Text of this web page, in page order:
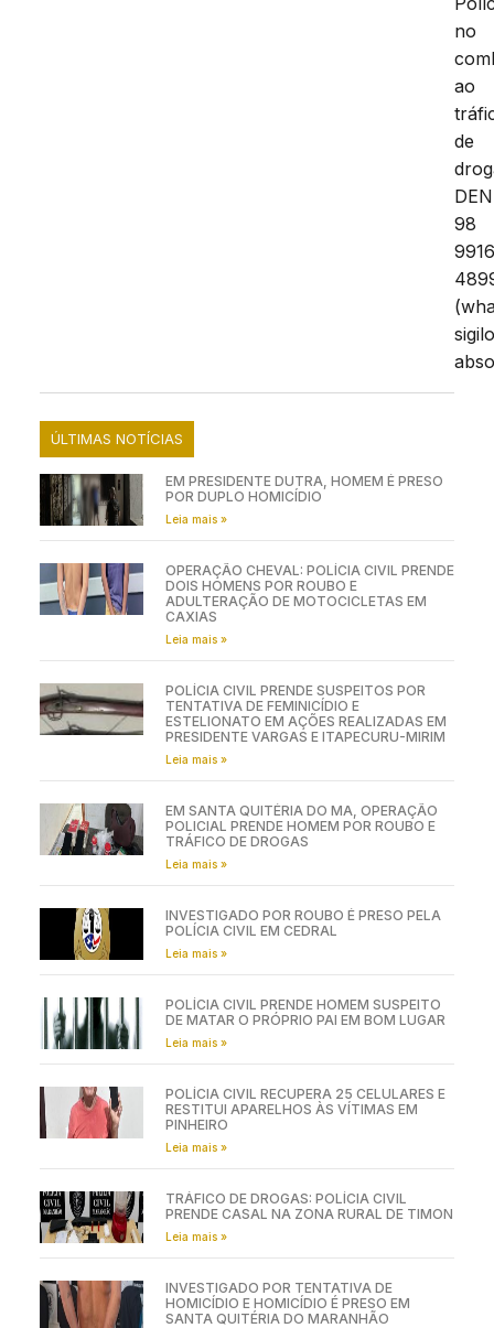
no
ao
de
98
ÚLTIMAS NOTÍCIAS
EM PRESIDENTE DUTRA, HOMEM É PRESO
POR DUPLO HOMICÍDIO
Leia mais »
OPERAÇÃO CHEVAL: POLÍCIA CIVIL PRENDE
DOIS HOMENS POR ROUBO E
ADULTERAÇÃO DE MOTOCICLETAS EM
CAXIAS
Leia mais »
POLÍCIA CIVIL PRENDE SUSPEITOS POR
TENTATIVA DE FEMINICÍDIO E
ESTELIONATO EM AÇÕES REALIZADAS EM
PRESIDENTE VARGAS E ITAPECURU-MIRIM
Leia mais »
EM SANTA QUITÉRIA DO MA, OPERAÇÃO
POLICIAL PRENDE HOMEM POR ROUBO E
TRÁFICO DE DROGAS
Leia mais »
INVESTIGADO POR ROUBO É PRESO PELA
POLÍCIA CIVIL EM CEDRAL
Leia mais »
POLÍCIA CIVIL PRENDE HOMEM SUSPEITO
DE MATAR O PRÓPRIO PAI EM BOM LUGAR
Leia mais »
POLÍCIA CIVIL RECUPERA 25 CELULARES E
RESTITUI APARELHOS ÀS VÍTIMAS EM
PINHEIRO
Leia mais »
TRÁFICO DE DROGAS: POLÍCIA CIVIL
PRENDE CASAL NA ZONA RURAL DE TIMON
Leia mais »
INVESTIGADO POR TENTATIVA DE
HOMICÍDIO E HOMICÍDIO É PRESO EM
SANTA QUITÉRIA DO MARANHÃO